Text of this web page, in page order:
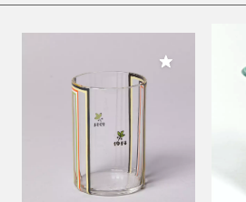
Meiner